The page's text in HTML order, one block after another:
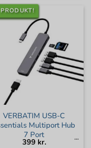
VERBATIM USB-C
Multiport Hub
7 Port
399 kr.